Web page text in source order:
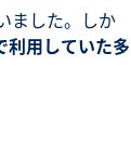
ました。しか
利用していた多